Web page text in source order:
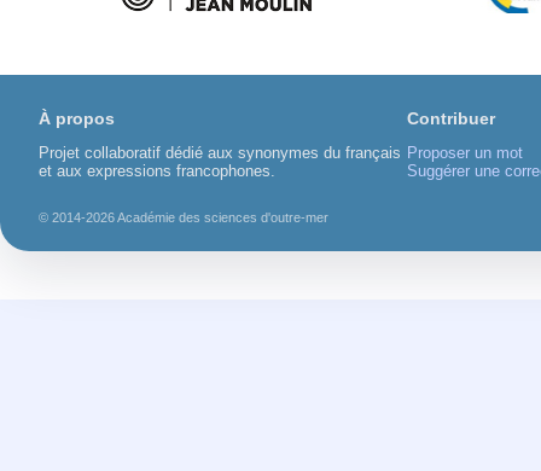
À propos
Projet collaboratif dédié aux synonymes du français
et aux expressions francophones.
Contribuer
Proposer un mot
Suggérer une
© 2014-2026 Académie des sciences d'outre-mer